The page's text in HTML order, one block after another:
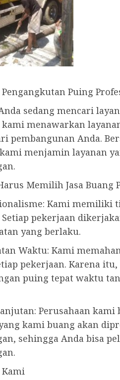
Puing
sedang mencari
kami menawarkan
pembangunan Anda.
menjamin layanan
Memilih Jasa Buang
Kami
pekerjaan
yang berlaku.
Waktu: Kami
pekerjaan. Karena
puing tepat waktu
Perusahaan
kami buang akan
sehingga Anda bisa
Kami